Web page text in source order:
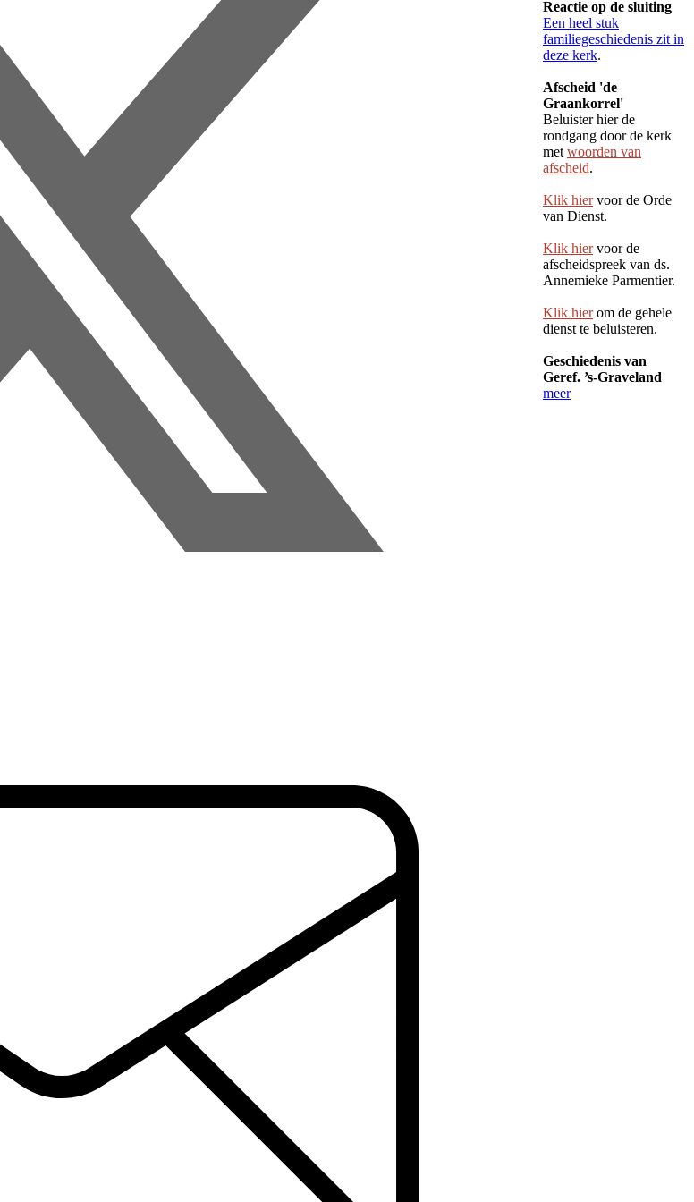
Reactie op de sluiting
Een heel stuk
familiegeschiedenis zit in
deze kerk.
Afscheid 'de
Graankorrel'
Beluister hier de
rondgang door de kerk
met woorden van
afscheid.
Klik hiervoor de Orde
van Dienst.
Klik hiervoor de
afscheidspreek van ds.
Annemieke Parmentier.
Klik hierom de gehele
dienst te beluisteren.
Geschiedenis van
Geref. ’s-Graveland
meer